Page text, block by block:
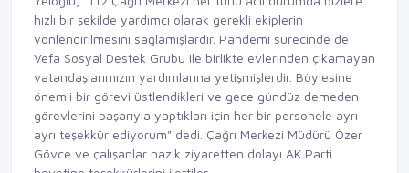
hızlı bir şekilde yardımcı olarak gerekli ekiplerin
yönlendirilmesini sağlamışlardır. Pandemi sürecinde de
Vefa Sosyal Destek Grubu ile birlikte evlerinden çıkamayan
vatandaşlarımızın yardımlarına yetişmişlerdir. Böylesine
önemli bir görevi üstlendikleri ve gece gündüz demeden
görevlerini başarıyla yaptıkları için her bir personele ayrı
ayrı teşekkür ediyorum" dedi. Çağrı Merkezi Müdürü Özer
Gövce ve çalışanlar nazik ziyaretten dolayı AK Parti